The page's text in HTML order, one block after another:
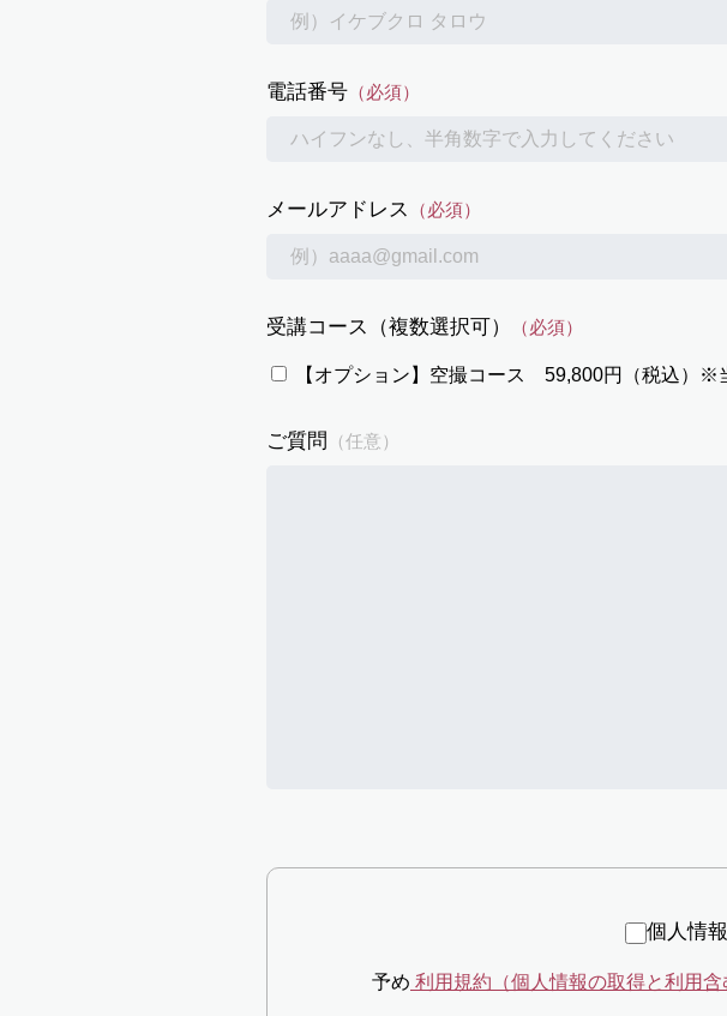
電話番号 （必須）
メールアドレス （必須）
受講コース（複数選択可） （必須）
【オプション】空撮コース 59,800円（税込）※
ご質問 （任意）
個人情
予め 利用規約（個人情報の取得と利用含